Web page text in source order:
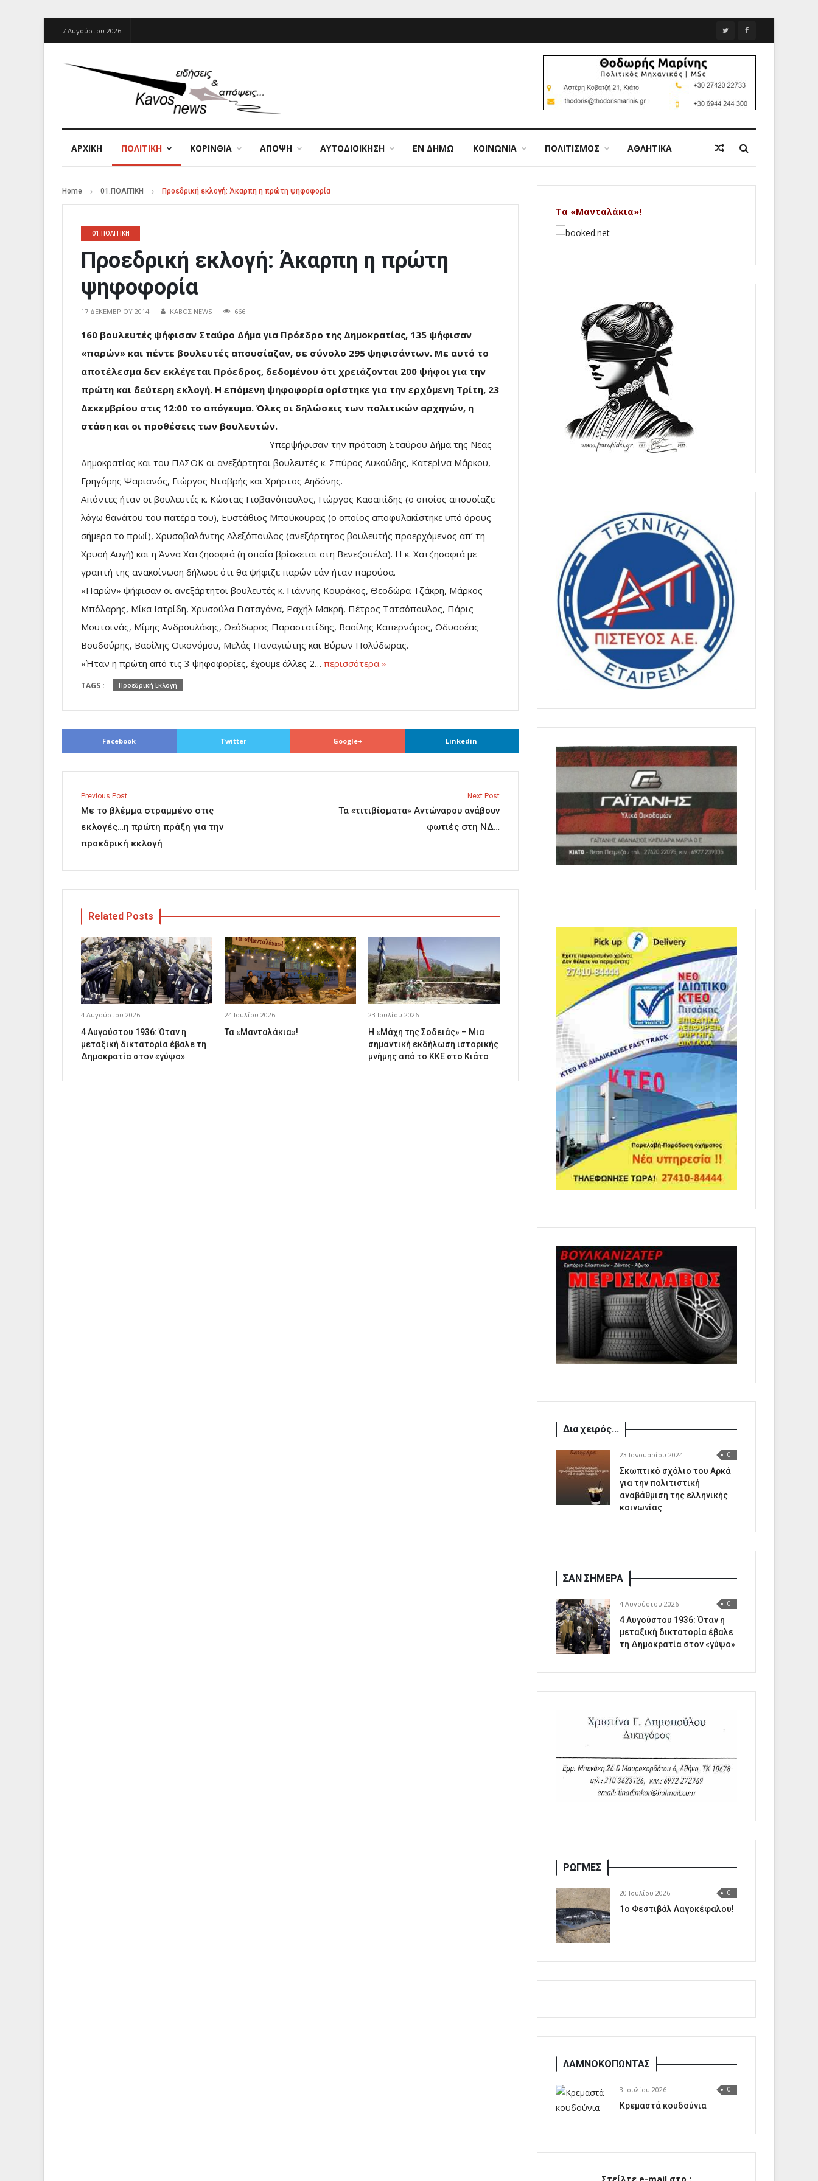
7 Αυγούστου 2026
ΑΡΧΙΚΉ ΠΟΛΙΤΙΚΗ ΚΟΡΙΝΘΙΑ ΑΠΟΨΗ ΑΥΤΟΔΙΟΙΚΗΣΗ ΕΝ ΔΗΜΩ ΚΟΙΝΩΝΙΑ ΠΟΛΙΤΙΣΜΟΣ ΑΘΛΗΤΙΚΑ
Home 01.ΠΟΛΙΤΙΚΗ Προεδρική εκλογή: Άκαρπη η πρώτη ψηφοφορία
01.ΠΟΛΙΤΙΚΗ
Προεδρική εκλογή: Άκαρπη η πρώτη
ψηφοφορία
17 ΔΕΚΕΜΒΡΊΟΥ 2014 ΚΑΒΟΣ NEWS 666
160 βουλευτές ψήφισαν Σταύρο Δήμα για Πρόεδρο της Δημοκρατίας, 135 ψήφισαν
«παρών» και πέντε βουλευτές απουσίαζαν, σε σύνολο 295 ψηφισάντων. Με αυτό το
αποτέλεσμα δεν εκλέγεται Πρόεδρος, δεδομένου ότι χρειάζονται 200 ψήφοι για την
πρώτη και δεύτερη εκλογή. Η επόμενη ψηφοφορία ορίστηκε για την ερχόμενη Τρίτη, 23
Δεκεμβρίου στις 12:00 το απόγευμα. Όλες οι δηλώσεις των πολιτικών αρχηγών, η
στάση και οι προθέσεις των βουλευτών.
Υπερψήφισαν την πρόταση Σταύρου Δήμα της Νέας
Δημοκρατίας και του ΠΑΣΟΚ οι ανεξάρτητοι βουλευτές κ. Σπύρος Λυκούδης, Κατερίνα Μάρκου,
Γρηγόρης Ψαριανός, Γιώργος Νταβρής και Χρήστος Αηδόνης.
Απόντες ήταν οι βουλευτές κ. Κώστας Γιοβανόπουλος, Γιώργος Κασαπίδης (ο οποίος απουσίαζε
λόγω θανάτου του πατέρα του), Ευστάθιος Μπούκουρας (ο οποίος αποφυλακίστηκε υπό όρους
σήμερα το πρωί), Χρυσοβαλάντης Αλεξόπουλος (ανεξάρτητος βουλευτής προερχόμενος απ’ τη
Χρυσή Αυγή) και η Άννα Χατζησοφιά (η οποία βρίσκεται στη Βενεζουέλα). Η κ. Χατζησοφιά με
γραπτή της ανακοίνωση δήλωσε ότι θα ψήφιζε παρών εάν ήταν παρούσα.
«Παρών» ψήφισαν οι ανεξάρτητοι βουλευτές κ. Γιάννης Κουράκος, Θεοδώρα Τζάκρη, Μάρκος
Μπόλαρης, Μίκα Ιατρίδη, Χρυσούλα Γιαταγάνα, Ραχήλ Μακρή, Πέτρος Τατσόπουλος, Πάρις
Μουτσινάς, Μίμης Ανδρουλάκης, Θεόδωρος Παραστατίδης, Βασίλης Καπερνάρος, Οδυσσέας
Βουδούρης, Βασίλης Οικονόμου, Μελάς Παναγιώτης και Βύρων Πολύδωρας.
«Ήταν η πρώτη από τις 3 ψηφοφορίες, έχουμε άλλες 2… περισσότερα »
TAGS : Προεδρική Εκλογή
Facebook Twitter Google+ Linkedin
Previous Post
Με το βλέμμα στραμμένο στις
εκλογές…η πρώτη πράξη για την
προεδρική εκλογή
Next Post
Τα «τιτιβίσματα» Αντώναρου ανάβουν
φωτιές στη ΝΔ…
Related Posts
4 Αυγούστου 2026
4 Αυγούστου 1936: Όταν η
μεταξική δικτατορία έβαλε τη
Δημοκρατία στον «γύψο»
24 Ιουλίου 2026
Τα «Μανταλάκια»!
23 Ιουλίου 2026
Η «Μάχη της Σοδειάς» – Μια
σημαντική εκδήλωση ιστορικής
μνήμης από το ΚΚΕ στο Κιάτο
Τα «Μανταλάκια»!
Δια χειρός...
23 Ιανουαρίου 2024 0
Σκωπτικό σχόλιο του Αρκά
για την πολιτιστική
αναβάθμιση της ελληνικής
κοινωνίας
ΣΑΝ ΣΗΜΕΡΑ
4 Αυγούστου 2026 0
4 Αυγούστου 1936: Όταν η
μεταξική δικτατορία έβαλε
τη Δημοκρατία στον «γύψο»
ΡΩΓΜΕΣ
20 Ιουλίου 2026 0
1o Φεστιβάλ Λαγοκέφαλου!
ΛΑΜΝΟΚΟΠΩΝΤΑΣ
3 Ιουλίου 2026 0
Κρεμαστά κουδούνια